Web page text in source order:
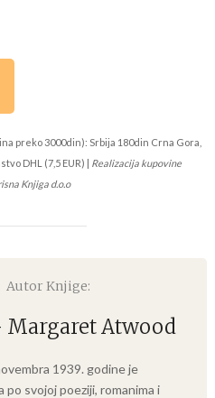
preko 3000din): Srbija 180din Crna Gora,
DHL (7,5 EUR) | Realizacija kupovine
Knjiga d.o.o
Autor Knjige:
Atwood
1939. godine je
po svojoj poeziji, romanima i